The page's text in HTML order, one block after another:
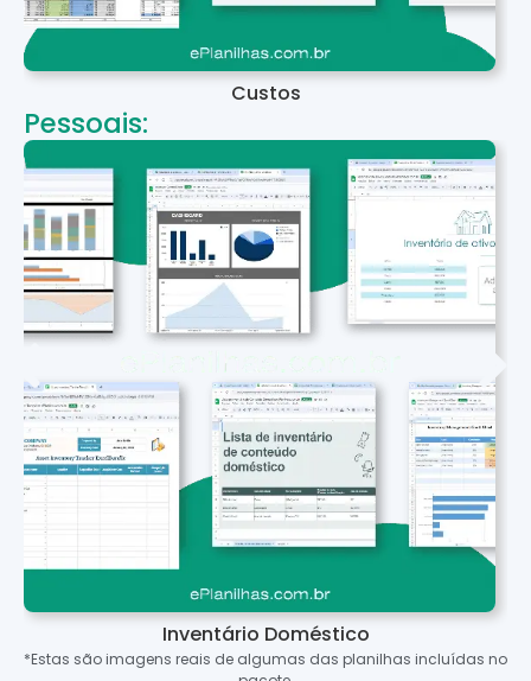
Custos
Pessoais:
Inventário Doméstico
*Estas são imagens reais de algumas das planilhas incluídas no